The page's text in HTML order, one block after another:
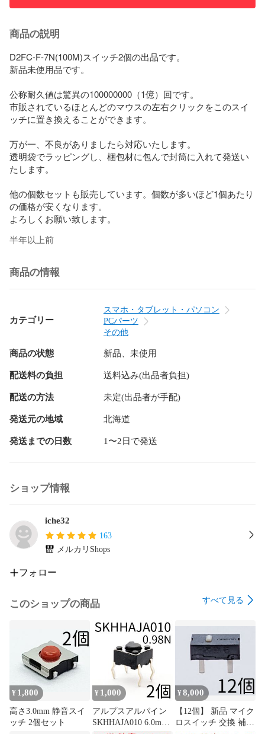
商品の説明
D2FC-F-7N(100M)スイッチ2個の出品です。
新品未使用品です。
公称耐久値は驚異の100000000（1億）回です。
市販されているほとんどのマウスの左右クリックをこのスイ
ッチに置き換えることができます。
万が一、不良がありましたら対応いたします。
透明袋でラッピングし、梱包材に包んで封筒に入れて発送い
たします。
他の個数セットも販売しています。個数が多いほど1個あたり
の価格が安くなります。
よろしくお願い致します。
半年以上前
商品の情報
カテゴリー
スマホ・タブレット・パソコン
PCパーツ
その他
商品の状態 新品、未使用
配送料の負担 送料込み(出品者負担)
配送の方法 未定(出品者が手配)
発送元の地域 北海道
発送までの日数 1〜2日で発送
ショップ情報
iche32
163
メルカリShops
フォロー
このショップの商品 すべて見る
¥ 1,800
高さ3.0mm 静音スイ
ッチ 2個セット
¥ 1,000
アルプスアルパイン
SKHHAJA010 6.0mm
¥8,000
【12個】 新品 マイク
ロスイッチ 交換 補修